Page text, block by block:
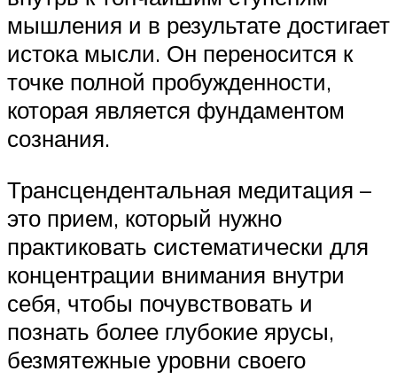
мышления и в результате достигает
истока мысли. Он переносится к
точке полной пробужденности,
которая является фундаментом
сознания.
Трансцендентальная медитация –
это прием, который нужно
практиковать систематически для
концентрации внимания внутри
себя, чтобы почувствовать и
познать более глубокие ярусы,
безмятежные уровни своего